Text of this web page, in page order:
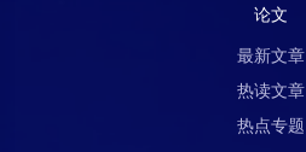
论文
最新文章
热读文章
热点专题